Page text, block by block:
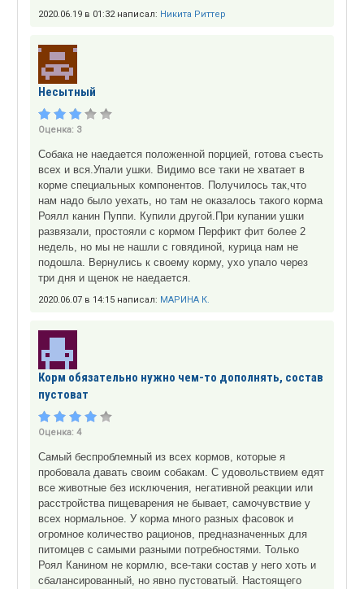
2020.06.19 в 01:32 написал: Никита Риттер
Несытный
Оценка: 3
Собака не наедается положенной порцией, готова съесть
всех и вся.Упали ушки. Видимо все таки не хватает в
корме специальных компонентов. Получилось так,что
нам надо было уехать, но там не оказалось такого корма
Роялл канин Пуппи. Купили другой.При купании ушки
развязали, простояли с кормом Перфикт фит более 2
недель, но мы не нашли с говядиной, курица нам не
подошла. Вернулись к своему корму, ухо упало через
три дня и щенок не наедается.
2020.06.07 в 14:15 написал: МАРИНА К.
Корм обязательно нужно чем-то дополнять, состав
пустоват
Оценка: 4
Самый беспроблемный из всех кормов, которые я
пробовала давать своим собакам. С удовольствием едят
все животные без исключения, негативной реакции или
расстройства пищеварения не бывает, самочувствие у
всех нормальное. У корма много разных фасовок и
огромное количество рационов, предназначенных для
питомцев с самыми разными потребностями. Только
Роял Канином не кормлю, все-таки состав у него хоть и
сбалансированный, но явно пустоватый. Настоящего